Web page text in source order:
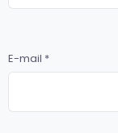
E-mail *